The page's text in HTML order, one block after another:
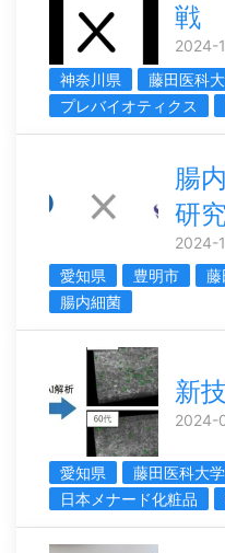
戦
2024-
神奈川県
藤田医科
プレバイオティクス
腸
研究
2024-
愛知県
豊明市 藤
腸内細菌
新
2024-
愛知県 藤田医科大学
日本メナード化粧品